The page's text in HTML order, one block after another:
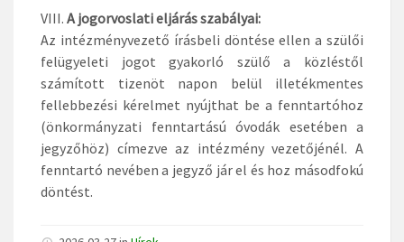
VIII. A jogorvoslati eljárás szabályai:
Az intézményvezető írásbeli döntése ellen a szülői
felügyeleti jogot gyakorló szülő a közléstől
számított tizenöt napon belül illetékmentes
fellebbezési kérelmet nyújthat be a fenntartóhoz
(önkormányzati fenntartású óvodák esetében a
jegyzőhöz) címezve az intézmény vezetőjénél. A
fenntartó nevében a jegyző jár el és hoz másodfokú
döntést.